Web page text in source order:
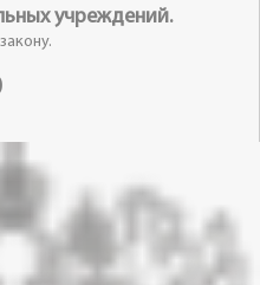
учреждений.